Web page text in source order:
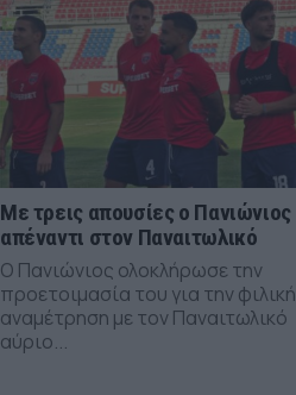
Με τρεις απουσίες ο Πανιώνιος
απέναντι στον Παναιτωλικό
Ο Πανιώνιος ολοκλήρωσε την
προετοιμασία του για την φιλική
αναμέτρηση με τον Παναιτωλικό
αύριο...